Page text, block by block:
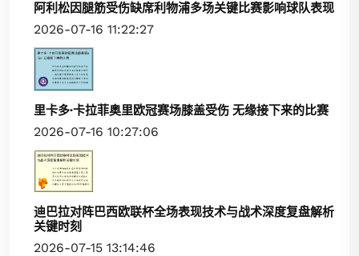
阿利松因腿筋受伤缺席利物浦多场关键比赛影响球队表现
2026-07-16 11:22:27
里卡多·卡拉菲奥里欧冠赛场膝盖受伤 无缘接下来的比赛
2026-07-16 10:27:06
迪巴拉对阵巴西欧联杯全场表现技术与战术深度复盘解析
关键时刻
2026-07-15 13:14:46